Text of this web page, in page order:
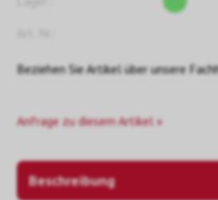
Beziehen Sie Artikel über unsere
Anfrage zu diesem Artikel »
Beschreibung